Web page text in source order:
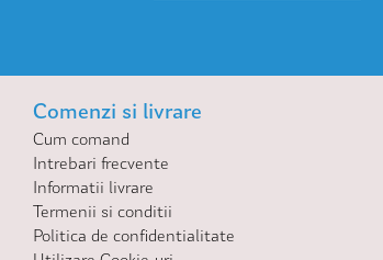
Comenzi si livrare
Cum comand
Intrebari frecvente
Informatii livrare
Termenii si conditii
Politica de confidentialitate